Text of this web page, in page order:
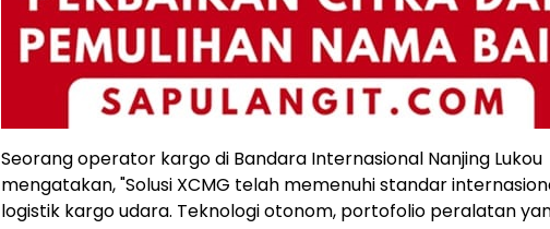
Seorang operator kargo di Bandara Internasional Nanjing Lukou
mengatakan, "Solusi XCMG telah memenuhi standar
logistik kargo udara. Teknologi otonom, portofolio peralatan